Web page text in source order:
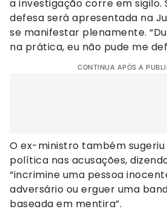
a investigação corre em sigilo.
defesa será apresentada na
se manifestar plenamente.
na prática, eu não pude me
CONTINUA APÓS A
O ex-ministro também
política nas acusações,
“incrimine uma pessoa
adversário ou erguer uma
baseada em mentira”.